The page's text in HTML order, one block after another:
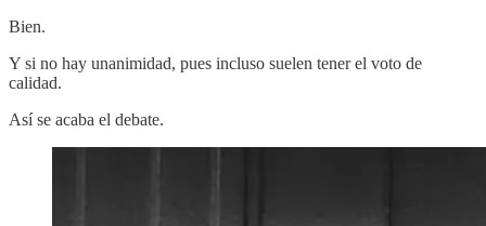
Bien.
Y si no hay unanimidad, pues incluso suelen tener el voto de
calidad.
Así se acaba el debate.